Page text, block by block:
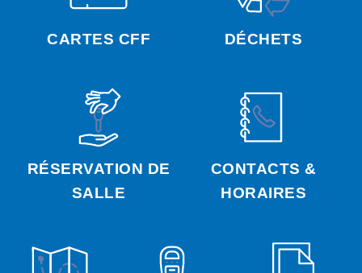
CARTES CFF DÉCHETS
RÉSERVATION DE
SALLE
CONTACTS &
HORAIRES